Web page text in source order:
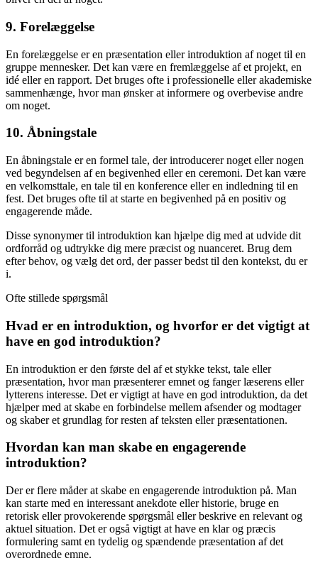
9. Forelæggelse
En forelæggelse er en præsentation eller introduktion af noget til en
gruppe mennesker. Det kan være en fremlæggelse af et projekt, en
idé eller en rapport. Det bruges ofte i professionelle eller akademiske
sammenhænge, hvor man ønsker at informere og overbevise andre
om noget.
10. Åbningstale
En åbningstale er en formel tale, der introducerer noget eller nogen
ved begyndelsen af en begivenhed eller en ceremoni. Det kan være
en velkomsttale, en tale til en konference eller en indledning til en
fest. Det bruges ofte til at starte en begivenhed på en positiv og
engagerende måde.
Disse synonymer til introduktion kan hjælpe dig med at udvide dit
ordforråd og udtrykke dig mere præcist og nuanceret. Brug dem
efter behov, og vælg det ord, der passer bedst til den kontekst, du er
i.
Ofte stillede spørgsmål
Hvad er en introduktion, og hvorfor er det vigtigt at
have en god introduktion?
En introduktion er den første del af et stykke tekst, tale eller
præsentation, hvor man præsenterer emnet og fanger læserens eller
lytterens interesse. Det er vigtigt at have en god introduktion, da det
hjælper med at skabe en forbindelse mellem afsender og modtager
og skaber et grundlag for resten af teksten eller præsentationen.
Hvordan kan man skabe en engagerende
introduktion?
Der er flere måder at skabe en engagerende introduktion på. Man
kan starte med en interessant anekdote eller historie, bruge en
retorisk eller provokerende spørgsmål eller beskrive en relevant og
aktuel situation. Det er også vigtigt at have en klar og præcis
formulering samt en tydelig og spændende præsentation af det
overordnede emne.